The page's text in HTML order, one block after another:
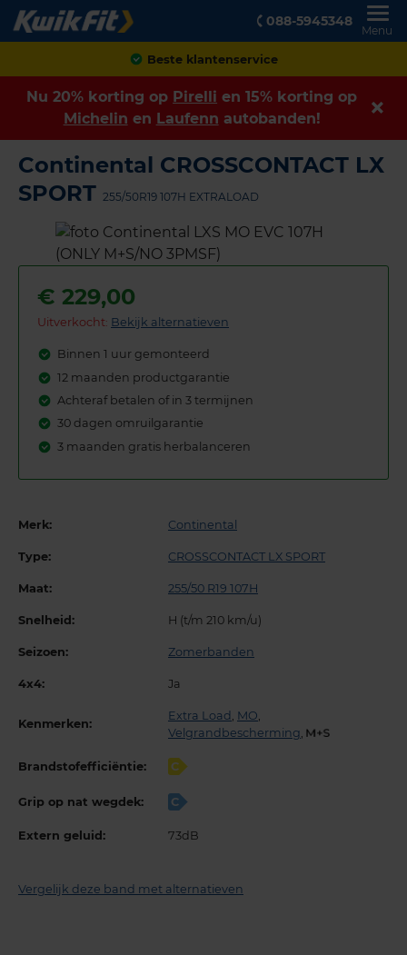
088-5945348
Menu
Achteraf betalen
Nu 20% korting op Pirelli en 15% korting op
Michelin en Laufenn autobanden!
Continental CROSSCONTACT LX
SPORT 255/50R19 107H EXTRALOAD
€ 229,00
Uitverkocht: Bekijk alternatieven
Binnen 1 uur gemonteerd
12 maanden productgarantie
Achteraf betalen of in 3 termijnen
30 dagen omruilgarantie
3 maanden gratis herbalanceren
Merk: Continental
Type: CROSSCONTACT LX SPORT
Maat: 255/50 R19 107H
Snelheid: H (t/m 210 km/u)
Seizoen: Zomerbanden
4x4: Ja
Kenmerken:
Extra Load , MO,
Velgrandbescherming,
Brandstofefficiëntie: C
Grip op nat wegdek: C
Extern geluid: 73dB
Vergelijk deze band met alternatieven